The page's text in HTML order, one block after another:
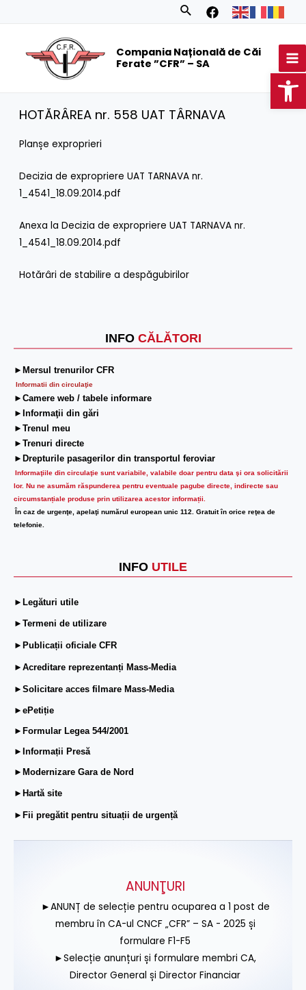
Search
Compania Națională de Căi
Ferate ”CFR” – SA
INFO CĂLĂTORI
►Mersul trenurilor CFR
Informatii din circulaţie
►Camere web / tabele informare
►Informaţii din gări
►Trenul meu
►Trenuri directe
►Drepturile pasagerilor din transportul feroviar
Informaţiile din circulaţie sunt variabile, valabile doar pentru data şi ora solicitării
lor. Nu ne asumăm răspunderea pentru eventuale pagube directe, indirecte sau
circumstanțiale produse prin utilizarea acestor informații.
În caz de urgenţe, apelaţi numărul european unic 112. Gratuit în orice reţea de
telefonie.
INFO UTILE
►Legături utile
►Termeni de utilizare
►Publicații oficiale CFR
►Acreditare reprezentanți Mass-Media
►Solicitare acces filmare Mass-Media
►ePetiție
►Formular Legea 544/2001
►Informații Presă
►Modernizare Gara de Nord
►Hartă site
►Fii pregătit pentru situații de urgență
HOTĂRÂREA nr. 558 UAT TÂRNAVA
Planșe exproprieri
Decizia de expropriere UAT TARNAVA nr.
1_4541_18.09.2014.pdf
Anexa la Decizia de expropriere UAT TARNAVA nr.
1_4541_18.09.2014.pdf
Hotărâri de stabilire a despăgubirilor
ANUNŢURI
►ANUNȚ de selecție pentru ocuparea a 1 post de
membru în CA-ul CNCF „CFR” – SA - 2025 și
formulare F1-F5
►Selecție anunțuri și formulare membri CA,
Director General și Director Financiar